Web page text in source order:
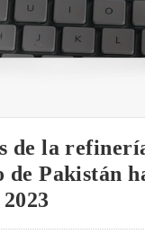
de la
de Pakistán